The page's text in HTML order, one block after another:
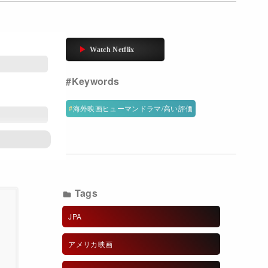
海外映画ヒューマンドラマ/高い評価
Tags
JPA
アメリカ映画